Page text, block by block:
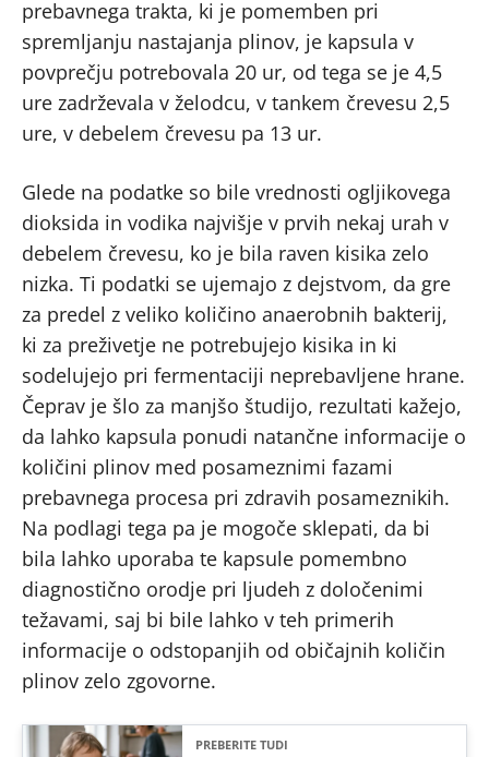
prebavnega trakta, ki je pomemben pri
spremljanju nastajanja plinov, je kapsula v
povprečju potrebovala 20 ur, od tega se je 4,5
ure zadrževala v želodcu, v tankem črevesu 2,5
ure, v debelem črevesu pa 13 ur.
Glede na podatke so bile vrednosti ogljikovega
dioksida in vodika najvišje v prvih nekaj urah v
debelem črevesu, ko je bila raven kisika zelo
nizka. Ti podatki se ujemajo z dejstvom, da gre
za predel z veliko količino anaerobnih bakterij,
ki za preživetje ne potrebujejo kisika in ki
sodelujejo pri fermentaciji neprebavljene hrane.
Čeprav je šlo za manjšo študijo, rezultati kažejo,
da lahko kapsula ponudi natančne informacije o
količini plinov med posameznimi fazami
prebavnega procesa pri zdravih posameznikih.
Na podlagi tega pa je mogoče sklepati, da bi
bila lahko uporaba te kapsule pomembno
diagnostično orodje pri ljudeh z določenimi
težavami, saj bi bile lahko v teh primerih
informacije o odstopanjih od običajnih količin
plinov zelo zgovorne.
PREBERITE TUDI